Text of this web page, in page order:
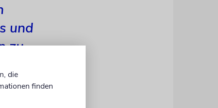
und
zu
die
finden